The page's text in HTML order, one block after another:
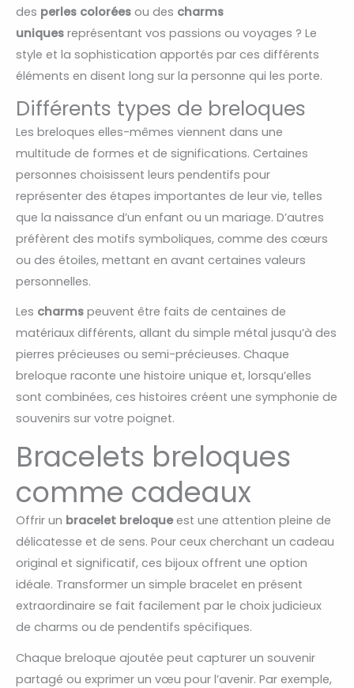
des perles colorées ou des charms
uniques représentant vos passions ou voyages ? Le
style et la sophistication apportés par ces différents
éléments en disent long sur la personne qui les porte.
Différents types de breloques
Les breloques elles-mêmes viennent dans une
multitude de formes et de significations. Certaines
personnes choisissent leurs pendentifs pour
représenter des étapes importantes de leur vie, telles
que la naissance d’un enfant ou un mariage. D’autres
préfèrent des motifs symboliques, comme des cœurs
ou des étoiles, mettant en avant certaines valeurs
personnelles.
Les charms peuvent être faits de centaines de
matériaux différents, allant du simple métal jusqu’à des
pierres précieuses ou semi-précieuses. Chaque
breloque raconte une histoire unique et, lorsqu’elles
sont combinées, ces histoires créent une symphonie de
souvenirs sur votre poignet.
Bracelets breloques
comme cadeaux
Offrir un bracelet breloqueest une attention pleine de
délicatesse et de sens. Pour ceux cherchant un cadeau
original et significatif, ces bijoux offrent une option
idéale. Transformer un simple bracelet en présent
extraordinaire se fait facilement par le choix judicieux
de charms ou de pendentifs spécifiques.
Chaque breloque ajoutée peut capturer un souvenir
partagé ou exprimer un vœu pour l’avenir. Par exemple,